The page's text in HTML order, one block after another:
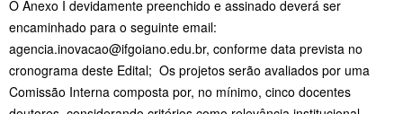
O Anexo I devidamente preenchido e assinado deverá ser
encaminhado para o seguinte email:
agencia.inovacao@ifgoiano.edu.br, conforme data prevista no
cronograma deste Edital; Os projetos serão avaliados por uma
Comissão Interna composta por, no mínimo, cinco docentes